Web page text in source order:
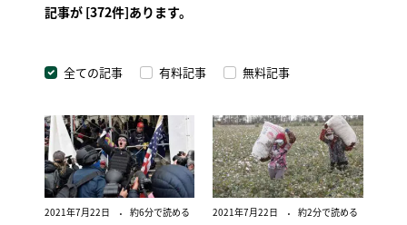
記事が [372件]あります。
全ての記事 有料記事 無料記事
2021年7月22日 約6分で読める 2021年7月22日 約2分で読める